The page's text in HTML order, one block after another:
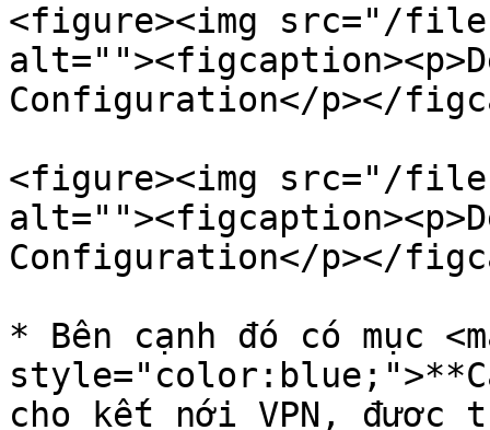
<figure><img src="/files/
Configuration</p></
<figure><img src="/files/
Configuration</p></
* Bên cạnh đó có mục
cho kết nới VPN,